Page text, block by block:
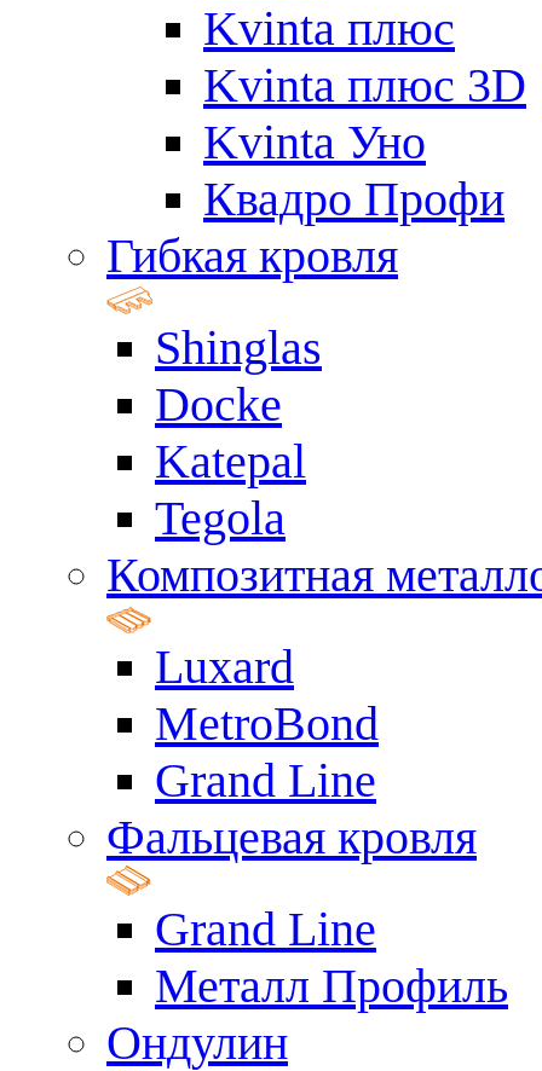
Kvinta плюс
Kvinta плюс 3D
Kvinta Уно
Квадро Профи
Гибкая кровля
Shinglas
Docke
Katepal
Tegola
Композитная
Luxard
MetroBond
Grand Line
Фальцевая кровля
Grand Line
Металл Профиль
Ондулин